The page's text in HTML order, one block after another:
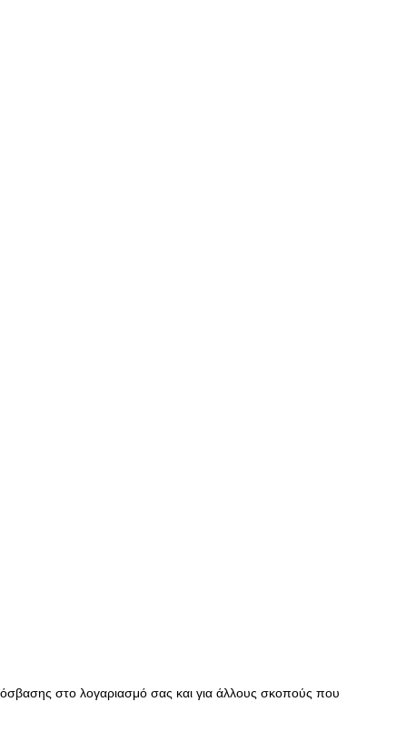
στο λογαριασμό σας και για άλλους σκοπούς που